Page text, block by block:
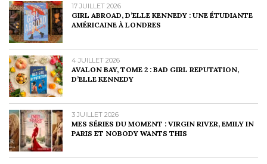
17 JUILLET 2026
GIRL ABROAD, D’ELLE KENNEDY : UNE ÉTUDIANTE
AMÉRICAINE À LONDRES
4 JUILLET 2026
AVALON BAY, TOME 2 : BAD GIRL REPUTATION,
D’ELLE KENNEDY
3 JUILLET 2026
MES SÉRIES DU MOMENT : VIRGIN RIVER, EMILY IN
PARIS ET NOBODY WANTS THIS